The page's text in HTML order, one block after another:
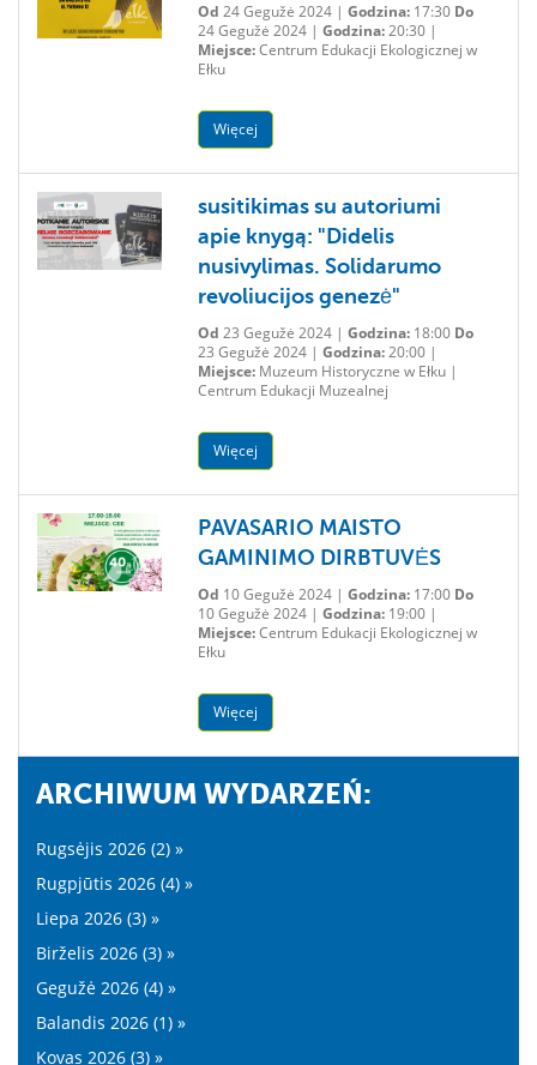
Od 24 Gegužė 2024 | Godzina:17:30 Do
24 Gegužė 2024 | Godzina:20:30 |
Miejsce:Centrum Edukacji Ekologicznej w
Ełku
Więcej
susitikimas su autoriumi
apie knygą: "Didelis
nusivylimas. Solidarumo
revoliucijos genezė"
Od 23 Gegužė 2024 | Godzina:18:00 Do
23 Gegužė 2024 | Godzina:20:00 |
Miejsce:Muzeum Historyczne w Ełku |
Centrum Edukacji Muzealnej
Więcej
PAVASARIO MAISTO
GAMINIMO DIRBTUVĖS
Od 10 Gegužė 2024 | Godzina:17:00 Do
10 Gegužė 2024 | Godzina:19:00 |
Miejsce:Centrum Edukacji Ekologicznej w
Ełku
Więcej
ARCHIWUM WYDARZEŃ:
Rugsėjis 2026 (2) »
Rugpjūtis 2026 (4) »
Liepa 2026 (3) »
Birželis 2026 (3) »
Gegužė 2026 (4) »
Balandis 2026 (1) »
Kovas 2026 (3) »